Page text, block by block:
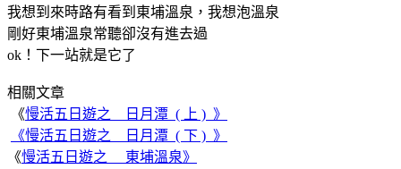
我想到來時路有看到東埔溫泉，我想泡溫泉
剛好東埔溫泉常聽卻沒有進去過
ok！下一站就是它了
相關文章
《慢活五日遊之 日月潭 ( 上 ) 》
《慢活五日遊之 日月潭 ( 下 ) 》
《慢活五日遊之 東埔溫泉》